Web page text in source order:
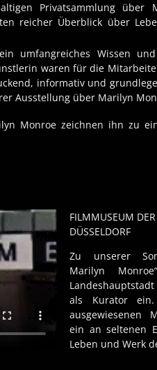
Privatsammlung über
reicher Überblick über
umfangreiches Wissen
waren für die
informativ und
Ausstellung über Marilyn
Monroe zeichnen ihn zu
FILMMUSEUM
DÜSSELDORF
Zu unserer
Marilyn
als Kurator
ausgewiesenen
ein an seltenen
Leben und Werk